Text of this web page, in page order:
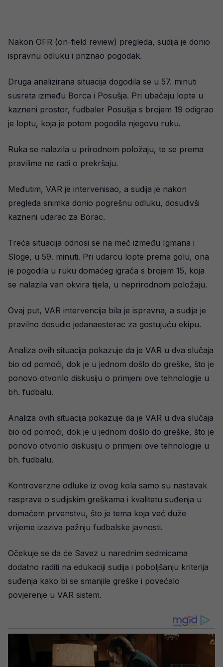
Nakon OFR (on-field review) pregleda, sudija je donio
ispravnu odluku i priznao pogodak.
Druga analizirana situacija dogodila se u 57. minuti
susreta između Borca i Posušja. Pri ubačaju lopte u
kazneni prostor, fudbaler Posušja s brojem 19 odigrao
je loptu, koja je potom pogodila njegovu ruku.
Ruka se nalazila u prirodnom položaju, te se prema
pravilima ne radi o prekršaju.
Međutim, VAR je intervenisao, a sudija je nakon
pregleda snimka donio pogrešnu odluku, dosudivši
kazneni udarac za Borac.
Treća situacija odnosi se na meč između Igmana i
Sloge, u 59. minuti. Pri udarcu lopte prema golu, ona
je pogodila u ruku domaćeg igrača s brojem 15, koja
se nalazila van okvira tijela, u neprirodnom položaju.
Ovaj put, VAR intervencija bila je ispravna, a sudija je
pravilno dosudio jedanaesterac za gostujuću ekipu.
Analiza ovih situacija pokazuje da je VAR u dva slučaja
bio od pomoći, dok je u jednom došlo do greške, što je
ponovo otvorilo diskusiju o primjeni ove tehnologije u
bh. fudbalu.
Analiza ovih situacija pokazuje da je VAR u dva slučaja
bio od pomoći, dok je u jednom došlo do greške, što je
ponovo otvorilo diskusiju o primjeni ove tehnologije u
bh. fudbalu.
Kontroverzne odluke iz ovog kola samo su nastavak
rasprave o sudijskim greškama i kvalitetu suđenja u
domaćem prvenstvu, što je tema koja već duže
vrijeme izaziva pažnju fudbalske javnosti.
Očekuje se da će Savez u narednim sedmicama
dodatno raditi na edukaciji sudija i poboljšanju kriterija
suđenja kako bi se smanjile greške i povećalo
povjerenje u VAR sistem.